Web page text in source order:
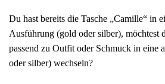
Du hast bereits die Tasche „Camille“ in
Ausführung (gold oder silber), möchtest
passend zu Outfit oder Schmuck in eine
oder silber) wechseln?